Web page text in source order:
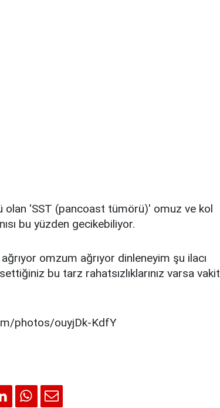
olan 'SST (pancoast tümörü)' omuz ve kol
bu yüzden gecikebiliyor.
omzum ağrıyor dinleneyim şu ilacı
bu tarz rahatsızlıklarınız varsa vakit
photos/ouyjDk-KdfY